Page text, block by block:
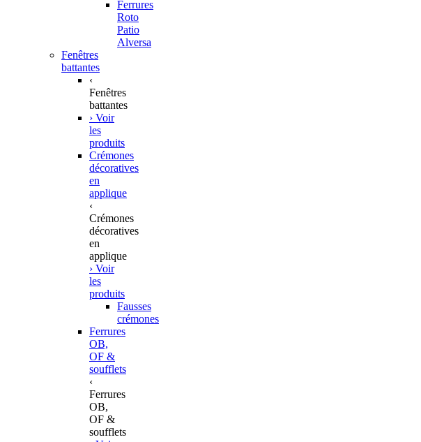
Ferrures
Roto
Patio
Alversa
Fenêtres
battantes
‹
Fenêtres
battantes
› Voir
les
produits
Crémones
décoratives
en
applique
‹
Crémones
décoratives
en
applique
› Voir
les
produits
Fausses
crémones
Ferrures
OB,
OF &
soufflets
‹
Ferrures
OB,
OF &
soufflets